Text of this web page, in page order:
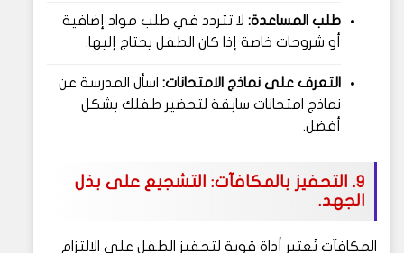
طلب المساعدة: لا تتردد في طلب مواد إضافية
أو شروحات خاصة إذا كان الطفل يحتاج إليها.
التعرف على نماذج الامتحانات: اسأل المدرسة عن
نماذج امتحانات سابقة لتحضير طفلك بشكل
أفضل.
9. التحفيز بالمكافآت: التشجيع على بذل
الجهد.
المكافآت تُعتبر أداة قوية لتحفيز الطفل على الالتزام